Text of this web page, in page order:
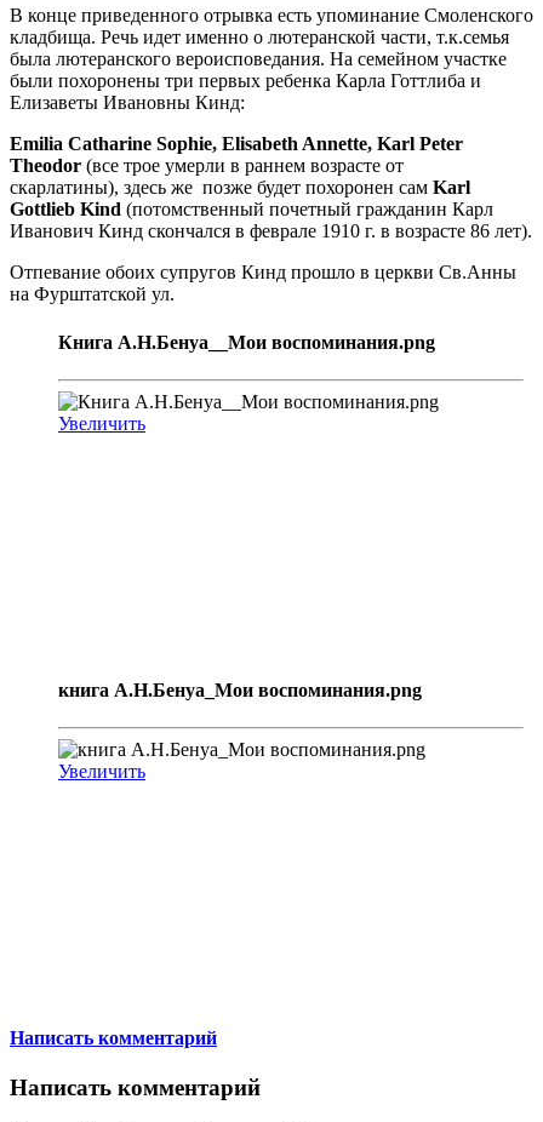
В конце приведенного отрывка есть упоминание Смоленского
кладбища. Речь идет именно о лютеранской части, т.к.семья
была лютеранского вероисповедания. На семейном участке
были похоронены три первых ребенка Карла Готтлиба и
Елизаветы Ивановны Кинд:
Emilia Catharine Sophie, Elisabeth Annette, Karl Peter
Theodor (все трое умерли в раннем возрасте от
скарлатины), здесь же позже будет похоронен сам Karl
Gottlieb Kind (потомственный почетный гражданин Карл
Иванович Кинд скончался в феврале 1910 г. в возрасте 86 лет).
Отпевание обоих супругов Кинд прошло в церкви Св.Анны
на Фурштатской ул.
Книга А.Н.Бенуа__Мои воспоминания.png
Увеличить
книга А.Н.Бенуа_Мои воспоминания.png
Увеличить
Написать комментарий
Написать комментарий